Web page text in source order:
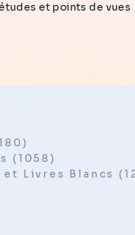
et points de vues
(1058)
et Livres Blancs